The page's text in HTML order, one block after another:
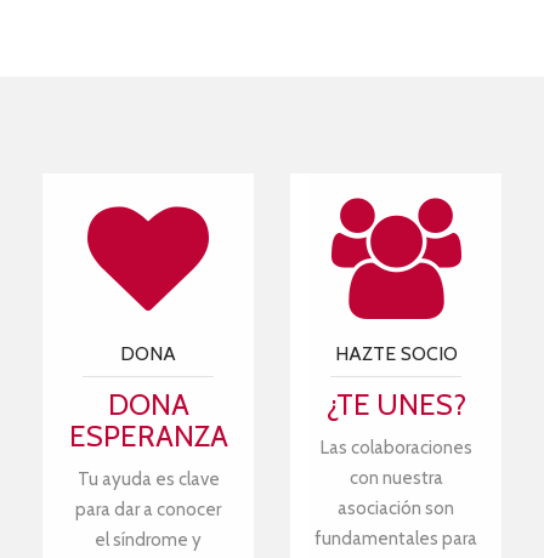
DONA
DONA
ESPERANZA
Tu ayuda es clave
para dar a conocer
el síndrome y
HAZTE SOCIO
¿TE UNES?
Las colaboraciones
con nuestra
asociación son
fundamentales para